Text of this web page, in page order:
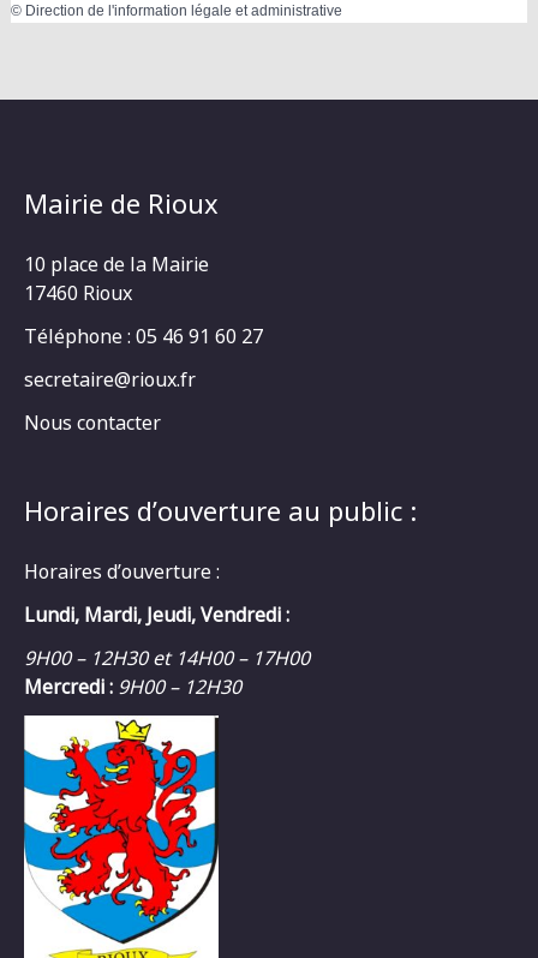
© Direction de l'information légale et administrative
Mairie de Rioux
10 place de la Mairie
17460 Rioux
Téléphone : 05 46 91 60 27
secretaire@rioux.fr
Nous contacter
Horaires d’ouverture au public :
Horaires d’ouverture :
Lundi, Mardi, Jeudi, Vendredi :
9H00 – 12H30 et 14H00 – 17H00
Mercredi : 9H00 – 12H30